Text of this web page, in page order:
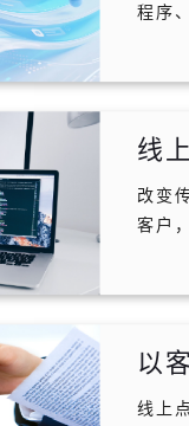
程序
线
改变
客户
以
线上